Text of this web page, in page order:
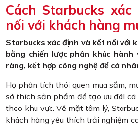
Cách Starbucks
nối với khách hàng
Starbucks xác định và kết nối với
bằng chiến lược phân khúc
ràng, kết hợp công nghệ để cá
Họ phân tích thói quen mua sắm,
sở thích sản phẩm để tạo ưu đãi
theo khu vực. Về mặt tâm lý,
khách hàng yêu thích trải nghiệm